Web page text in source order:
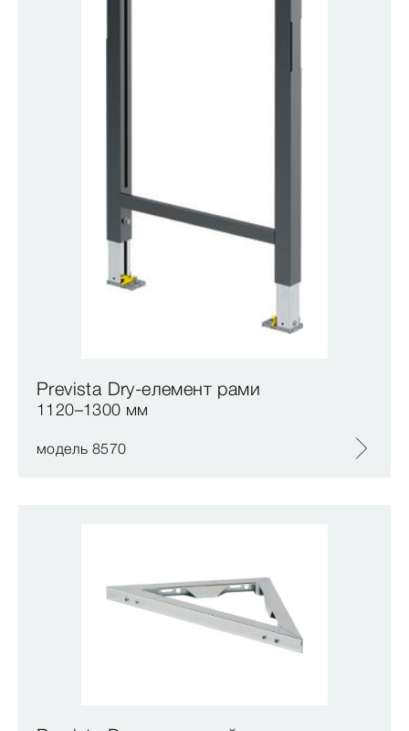
Prevista Dry-елемент рами
1120–1300 мм
модель 8570